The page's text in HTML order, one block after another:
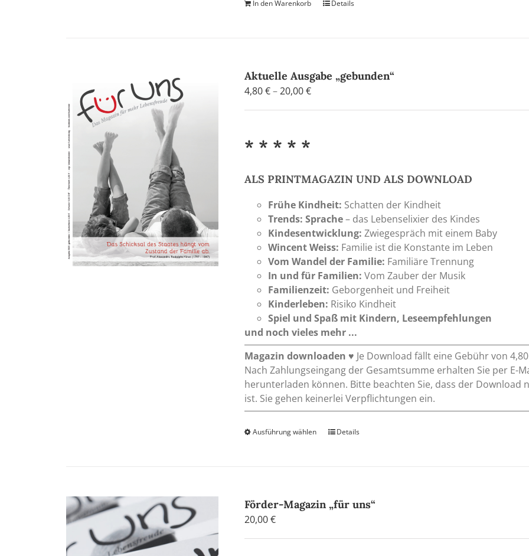
In den Warenkorb Details
Aktuelle Ausgabe „gebunden“
4,80€–20,00€Preisspanne:
* * * * *
ALS PRINTMAGAZIN UND ALS DOWNLOAD
Frühe Kindheit: Schatten der Kindheit
Trends: Sprache– das Lebenselixier des Kindes
Kindesentwicklung: Zwiegespräch mit einem Baby
Wincent Weiss: Familie ist die Konstante im Leben
Vom Wandel der Familie: Familiäre Trennung
In und für Familien: Vom Zauber der Musik
Familienzeit: Geborgenheit und Freiheit
Kinderleben: Risiko Kindheit
Spiel und Spaß mit Kindern, Leseempfehlungen
und noch vieles mehr ...
Magazin downloaden ♥ Je Download fällt eine Gebühr von
Nach Zahlungseingang der Gesamtsumme erhalten Sie per E-
herunterladen können. Bitte beachten Sie, dass der
ist. Sie gehen keinerlei Verpflichtungen ein.
Ausführung wählen
Dieses
auf.
Details
Förder-Magazin „für uns“
20,00€